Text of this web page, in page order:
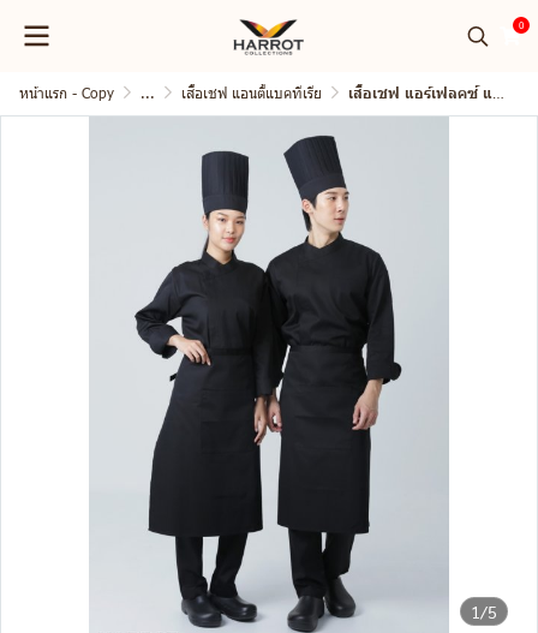
0
หน้าแรก - Copy ... เสื้อเชฟ แอนตี้แบคทีเรีย เสื้อเชฟ แอร์เฟลคซ์ แขนยาว คอป้าย
1/5